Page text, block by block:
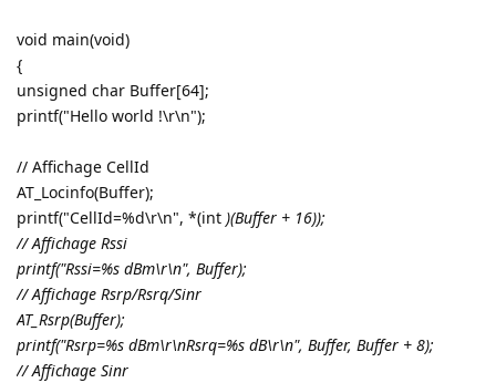
void main(void)
{
unsigned char Buffer[64];
printf("Hello world !\r\n");
// Affichage CellId
AT_Locinfo(Buffer);
printf("CellId=%d\r\n", *(int )(Buffer + 16));
// Affichage Rssi
printf("Rssi=%s dBm\r\n", Buffer);
// Affichage Rsrp/Rsrq/Sinr
AT_Rsrp(Buffer);
printf("Rsrp=%s dBm\r\nRsrq=%s dB\r\n", Buffer, Buffer + 8);
// Affichage Sinr